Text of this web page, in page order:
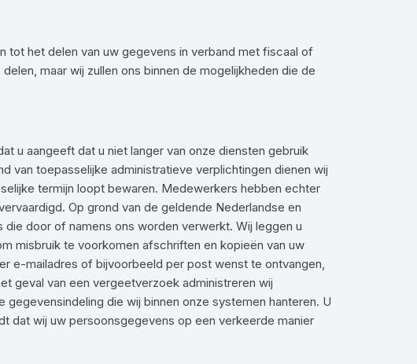
tot het delen van uw gegevens in verband met fiscaal of
maar wij zullen ons binnen de mogelijkheden die de
u aangeeft dat u niet langer van onze diensten gebruik
van toepasselijke administratieve verplichtingen dienen wij
termijn loopt bewaren. Medewerkers hebben echter
Op grond van de geldende Nederlandse en
door of namens ons worden verwerkt. Wij leggen u
misbruik te voorkomen afschriften en kopieën van uw
e-mailadres of bijvoorbeeld per post wenst te ontvangen,
geval van een vergeetverzoek administreren wij
die wij binnen onze systemen hanteren. U
dat wij uw persoonsgegevens op een verkeerde manier